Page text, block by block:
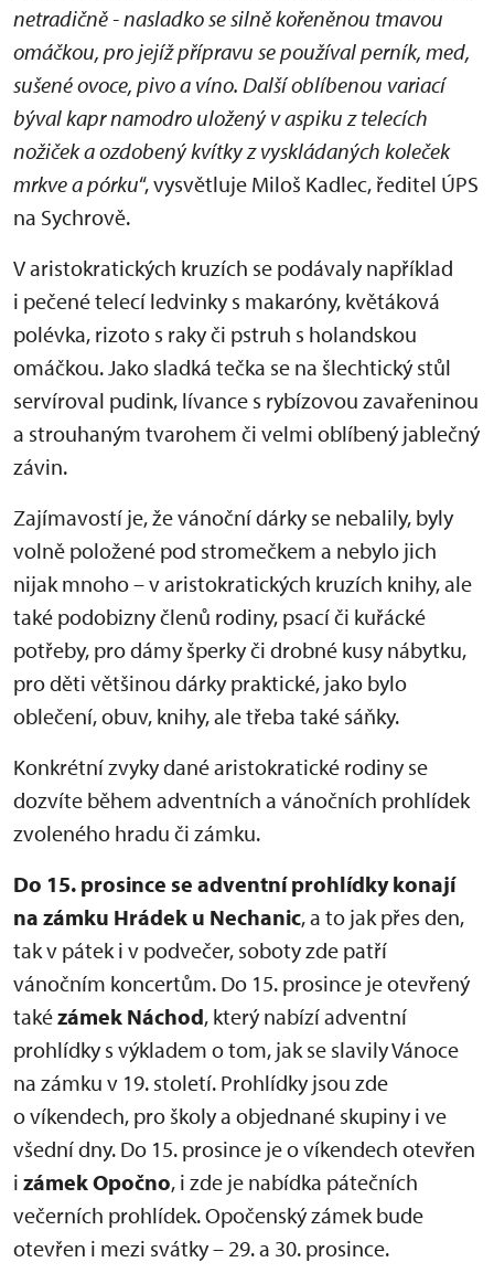
netradičně - nasladko se silně kořeněnou tmavou
omáčkou, pro jejíž přípravu se používal perník, med,
sušené ovoce, pivo a víno. Další oblíbenou variací
býval kapr namodro uložený v aspiku z telecích
nožiček a ozdobený kvítky z vyskládaných koleček
mrkve a pórku“, vysvětluje Miloš Kadlec, ředitel ÚPS
na Sychrově.
V aristokratických kruzích se podávaly například
i pečené telecí ledvinky s makaróny, květáková
polévka, rizoto s raky či pstruh s holandskou
omáčkou. Jako sladká tečka se na šlechtický stůl
servíroval pudink, lívance s rybízovou zavařeninou
a strouhaným tvarohem či velmi oblíbený jablečný
závin.
Zajímavostí je, že vánoční dárky se nebalily, byly
volně položené pod stromečkem a nebylo jich
nijak mnoho – v aristokratických kruzích knihy, ale
také podobizny členů rodiny, psací či kuřácké
potřeby, pro dámy šperky či drobné kusy nábytku,
pro děti většinou dárky praktické, jako bylo
oblečení, obuv, knihy, ale třeba také sáňky.
Konkrétní zvyky dané aristokratické rodiny se
dozvíte během adventních a vánočních prohlídek
zvoleného hradu či zámku.
Do 15. prosince se adventní prohlídky konají
na zámku Hrádek u Nechanic, a to jak přes den,
tak v pátek i v podvečer, soboty zde patří
vánočním koncertům. Do 15. prosince je otevřený
takézámek Náchod, který nabízí adventní
prohlídky s výkladem o tom, jak se slavily Vánoce
na zámku v 19. století. Prohlídky jsou zde
o víkendech, pro školy a objednané skupiny i ve
všední dny. Do 15. prosince je o víkendech otevřen
i zámek Opočno, i zde je nabídka pátečních
večerních prohlídek. Opočenský zámek bude
otevřen i mezi svátky – 29. a 30. prosince.